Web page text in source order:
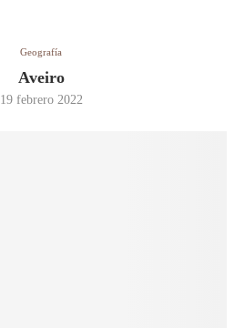
Geografía
Aveiro
19 febrero 2022